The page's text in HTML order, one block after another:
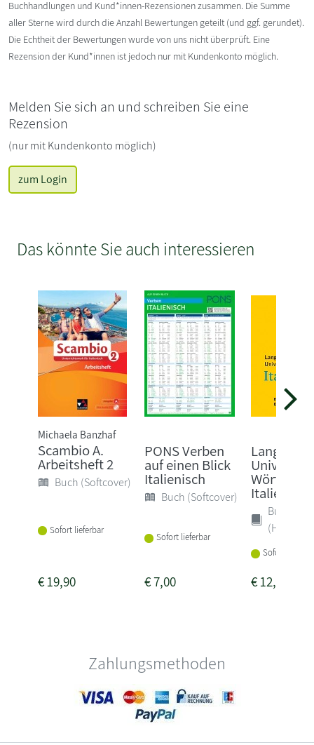
Buchhandlungen und Kund*innen-Rezensionen zusammen. Die Summe
aller Sterne wird durch die Anzahl Bewertungen geteilt (und ggf. gerundet).
Die Echtheit der Bewertungen wurde von uns nicht überprüft. Eine
Rezension der Kund*innen ist jedoch nur mit Kundenkonto möglich.
Melden Sie sich an und schreiben Sie eine
Rezension
(nur mit Kundenkonto möglich)
zum Login
Das könnte Sie auch interessieren
Michaela Banzhaf
Scambio A.
Arbeitsheft 2
Buch (Softcover)
Sofort lieferbar
€19,90
PONS Verben
auf einen Blick
Italienisch
Buch (Softcover)
Sofort lieferbar
€7,00
Universal-
Italienisch
Buch
Sofort
€12,95
Zahlungsmethoden